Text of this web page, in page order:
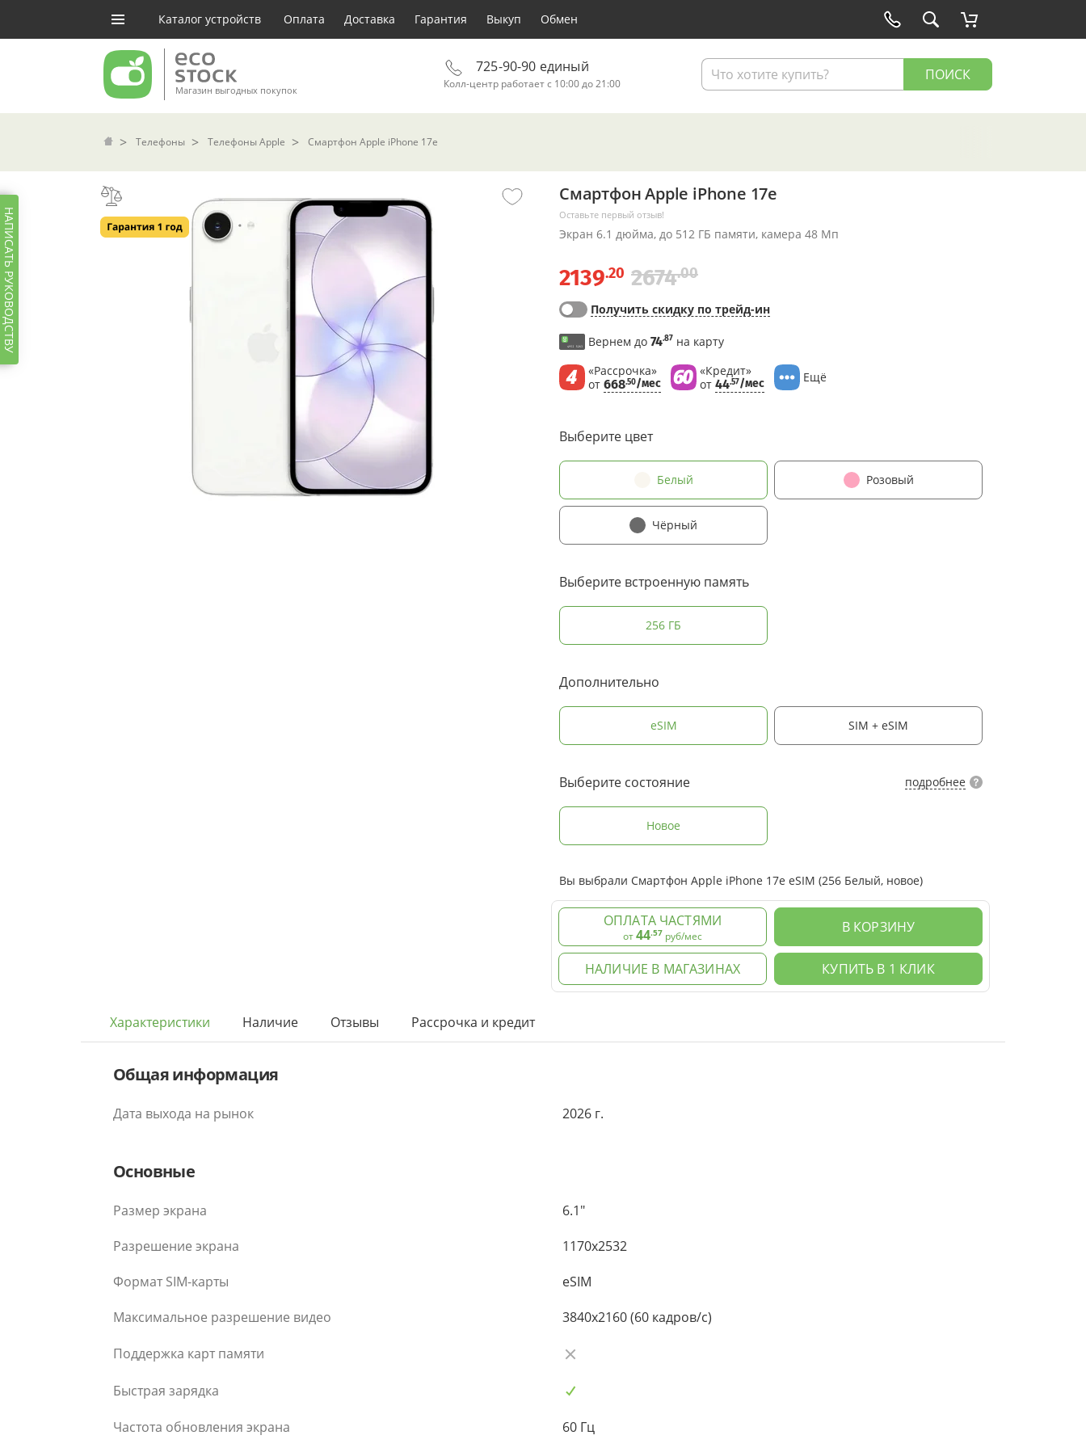
Каталог устройств Оплата Доставка Гарантия Выкуп Обмен
Магазин выгодных покупок
725-90-90 единый
Колл-центр работает с 10:00 до 21:00
ПОИСК
Телефоны Телефоны Apple Смартфон Apple iPhone 17e
Смартфон Apple iPhone 17e
Оставьте первый отзыв!
Экран 6.1 дюйма, до 512 ГБ памяти, камера 48 Мп
2139.20 2674.00
Получить скидку по трейд-ин
Вернем до 74.87 на карту
«Рассрочка»
от 668.50/мес
«Кредит»
от 44.57/мес Ещё
Выберите цвет
Белый Розовый
Чёрный
Выберите встроенную память
256 ГБ
Дополнительно
eSIM SIM + eSIM
Выберите состояние подробнее
Новое
Вы выбрали Смартфон Apple iPhone 17e eSIM (256 Белый, новое)
ОПЛАТА ЧАСТЯМИ
от44.57 руб/мес
НАЛИЧИЕ В МАГАЗИНАХ
В КОРЗИНУ
КУПИТЬ В 1 КЛИК
Характеристики Наличие Отзывы Рассрочка и кредит
Общая информация
Дата выхода на рынок 2026 г.
Основные
Размер экрана
6.1"
Разрешение экрана
1170x2532
Формат SIM-карты
eSIM
Максимальное разрешение видео
3840x2160 (60 кадров/с)
Поддержка карт памяти
Быстрая зарядка
Частота обновления экрана
60 Гц
НАПИСАТЬ РУКОВОДСТВУ